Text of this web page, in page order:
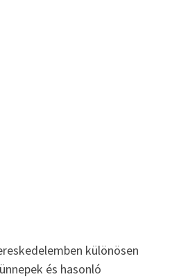
különösen
és hasonló